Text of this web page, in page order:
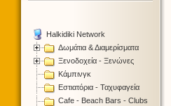
Halkidiki Network
Δωμάτια & Διαμερίσματα
Ξενοδοχεία - Ξενώνες
Κάμπινγκ
Εστιατόρια - Ταχυφαγεία
Cafe - Beach Bars - Clubs